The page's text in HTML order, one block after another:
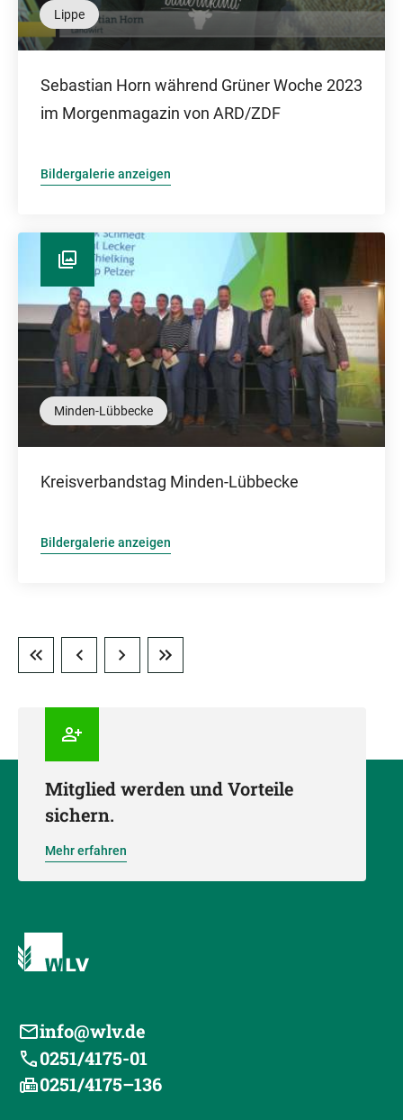
Lippe
Sebastian Horn während Grüner Woche 2023
im Morgenmagazin von ARD/ZDF
Bildergalerie anzeigen
Minden-Lübbecke
Kreisverbandstag Minden-Lübbecke
Bildergalerie anzeigen
Mitglied werden und Vorteile
sichern.
Mehr erfahren
info@wlv.de
0251/4175-01
0251/4175–136